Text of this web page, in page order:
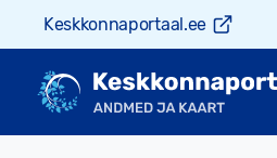
Keskkonnaportaal.ee